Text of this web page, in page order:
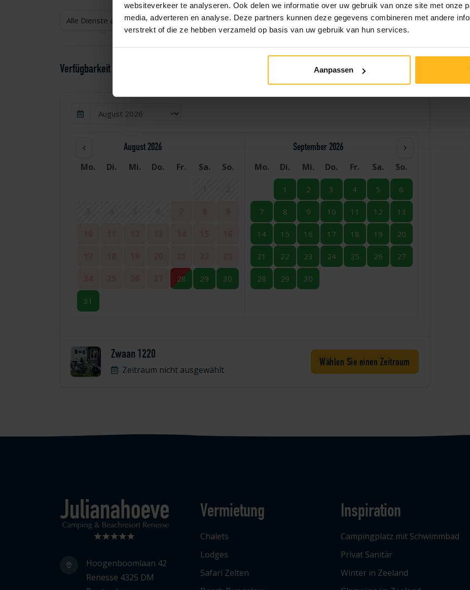
websiteverkeer te analyseren. Ook delen we informatie over uw gebruik van onze site met onze
media, adverteren en analyse. Deze partners kunnen deze gegevens combineren met andere
verstrekt of die ze hebben verzameld op basis van uw gebruik van hun services.
Aanpassen
Alle Dienste anzeigen
Verfügbarkeit und Preisgestaltung
August 2026
Mo. Di. Mi. Do. Fr. Sa.
So.
28 29 30
31
September 2026
Mo. Di. Mi. Do. Fr. Sa. So.
1 2 3 4 5 6
7 8 9 10 11 12 13
14 15 16 17 18 19 20
21 22 23 24 25 26 27
28 29 30
Zwaan 1220
Zeitraum nicht ausgewählt
Wählen Sie einen Zeitraum
Logo Julianahoeve
Hoogenboomlaan 42
Renesse 4325 DM
Vermietung
Chalets
Lodges
Safari Zelten
Inspiration
Campingplatz mit Schwimmbad
Privat Sanitär
Winter in Zeeland